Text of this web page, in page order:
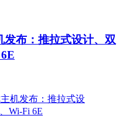
布：推拉式设计、双